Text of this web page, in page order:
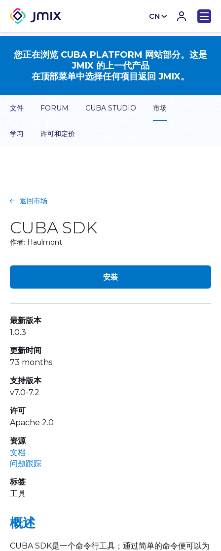
CN
EN
您正在浏览 CUBA PLATFORM 网站部分。这是
JMIX 的上一代产品
在顶部菜单中选择任何项目返回 JMIX。
文件 FORUM CUBA STUDIO 市场
学习 许可和定价
返回市场
CUBA SDK
作者: Haulmont
安装
最新版本
1.0.3
更新时间
73 months
支持版本
v7.0-7.2
许可
Apache 2.0
资源
文档
问题跟踪
标签
工具
概述
CUBA SDK是一个命令行工具；通过简单的命令便可以为